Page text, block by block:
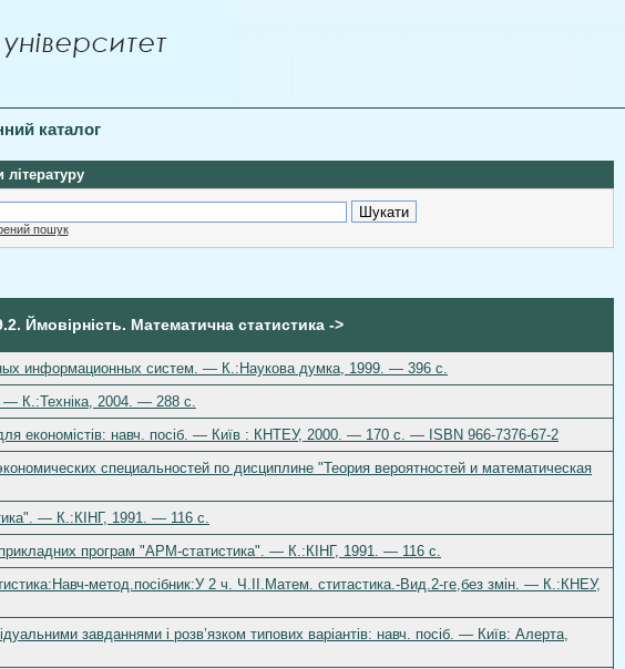
каталог
літературу
пошук
Ймовірність. Математична статистика ->
информационных систем. — К.:Наукова думка, 1999. — 396 c.
— К.:Техніка, 2004. — 288 c.
економістів: навч. посіб. — Київ : КНТЕУ, 2000. — 170 с. — ISBN 966-7376-67-2
специальностей по дисциплине "Теория вероятностей и математическая
— К.:КІНГ, 1991. — 116 c.
прикладних програм "АРМ-статистика". — К.:КІНГ, 1991. — 116 c.
метод.посібник:У 2 ч. Ч.ІІ.Матем. ститастика.-Вид.2-ге,без змін. — К.:КНЕУ,
завданнями і розв’язком типових варіантів: навч. посіб. — Київ: Алерта,